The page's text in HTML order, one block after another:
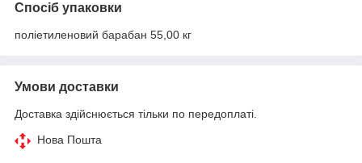
Спосіб упаковки
поліетиленовий барабан 55,00 кг
Умови доставки
Доставка здійснюється тільки по передоплаті.
Нова Пошта